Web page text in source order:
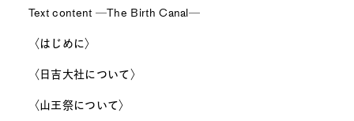
Text content ─The Birth Canal─
〈はじめに〉
〈日吉大社について〉
〈山王祭について〉